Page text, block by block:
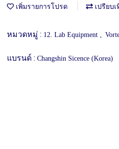
เพิ่มรายการโปรด เปรียบเ
หมวดหมู่ : 12. Lab Equipment
แบรนด์ : Changshin Sicence (Korea)